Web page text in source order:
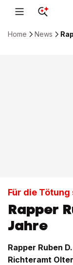
Home News
Für die
Rapper
Jahre
Rapper Ruben
Richteramt